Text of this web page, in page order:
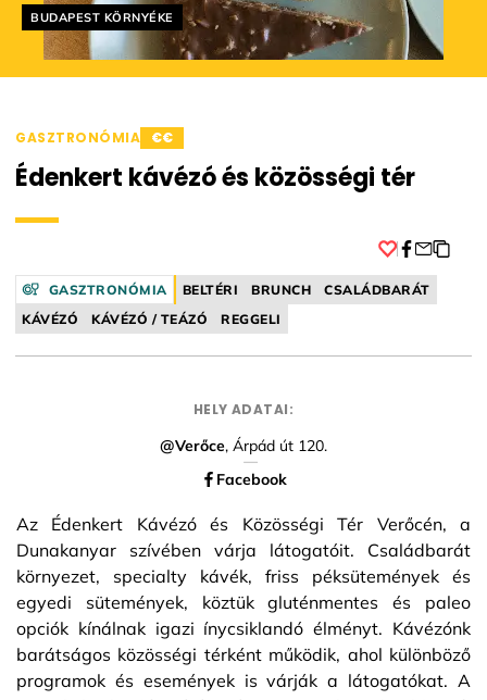
Helyszín címkék:
BUDAPEST KÖRNYÉKE
GASZTRONÓMIA €€
Édenkert kávézó és közösségi tér
GASZTRONÓMIA BELTÉRI BRUNCH
CSALÁDBARÁT
KÁVÉZÓ
KÁVÉZÓ / TEÁZÓ REGGELI
HELY ADATAI:
@Verőce, Árpád út 120.
Facebook
Az Édenkert Kávézó és Közösségi Tér Verőcén, a
Dunakanyar szívében várja látogatóit. Családbarát
környezet, specialty kávék, friss péksütemények és
egyedi sütemények, köztük gluténmentes és paleo
opciók kínálnak igazi ínycsiklandó élményt. Kávézónk
barátságos közösségi térként működik, ahol különböző
programok és események is várják a látogatókat. A